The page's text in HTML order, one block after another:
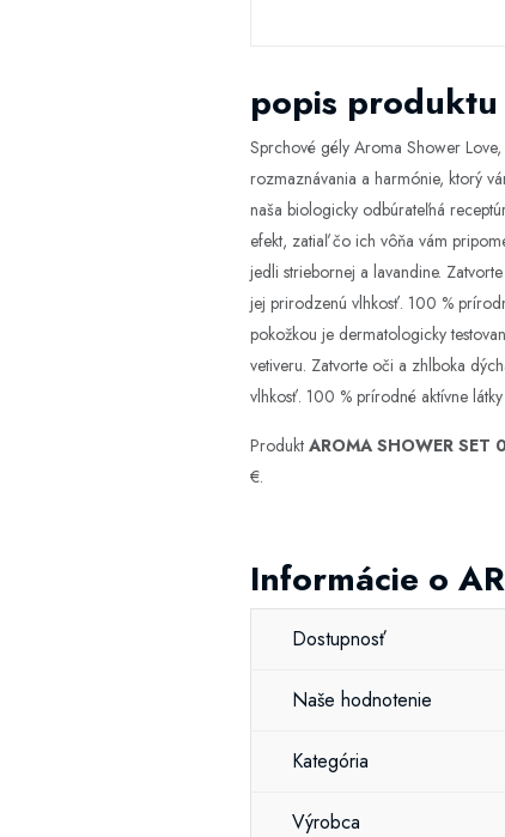
popis produktu
Sprchové gély Aroma Shower
rozmaznávania a harmónie, ktorý
naša biologicky odbúrateľná
efekt, zatiaľ čo ich vôňa vám
jedli striebornej a lavandine.
jej prirodzenú vlhkosť. 100 %
pokožkou je dermatologicky
vetiveru. Zatvorte oči a zhlboka
vlhkosť. 100 % prírodné aktívne
Produkt AROMA SHOWER
€.
Informácie o
Dostupnosť
Naše hodnotenie
Kategória
Výrobca